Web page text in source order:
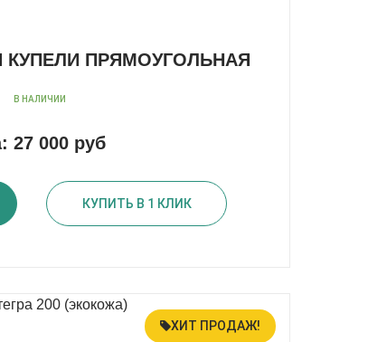
ПРЯМОУГОЛЬНАЯ
В НАЛИЧИИ
27 000 руб
КУПИТЬ В 1 КЛИК
ХИТ ПРОДАЖ!